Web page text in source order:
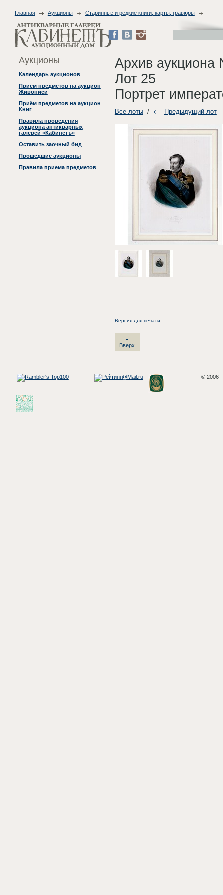
Главная Аукционы Старинные и редкие книги, карты, гравюры
Аукционы
Календарь аукционов
Приём предметов на аукцион
Живописи
Приём предметов на аукцион
Книг
Правила проведения
аукциона антикварных
галерей «Кабинетъ»
Оставить заочный бид
Прошедшие аукционы
Правила приема предметов
Архив
Лот 25
Портрет
Все лоты/ Предыдущий лот
Версия для печати.
Вверх
© 2006